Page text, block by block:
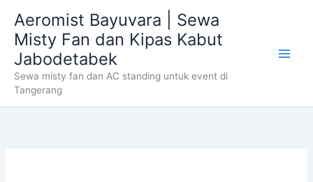
content
Aeromist Bayuvara | Sewa
Misty Fan dan Kipas Kabut
Jabodetabek
Sewa misty fan dan AC standing untuk event di
Tangerang